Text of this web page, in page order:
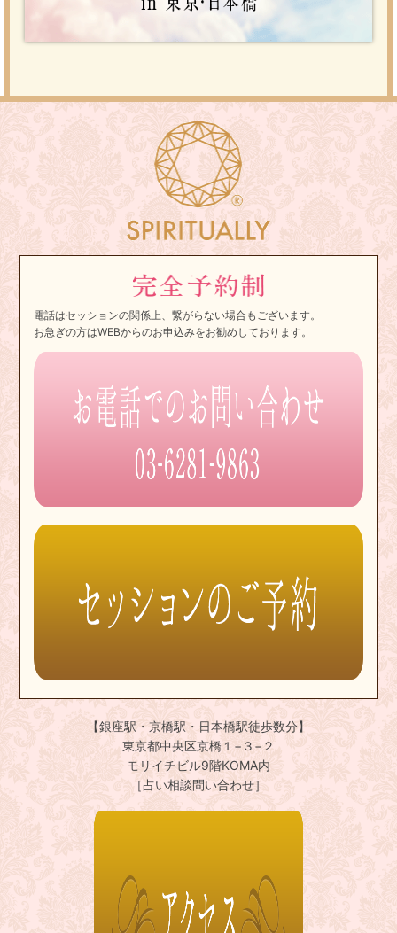
電話はセッションの関係上、繋がらない場合もございます。
お急ぎの方はWEBからのお申込みをお勧めしております。
【銀座駅・京橋駅・日本橋駅徒歩数分】
東京都中央区京橋１−３−２
モリイチビル9階KOMA内
［占い相談問い合わせ］